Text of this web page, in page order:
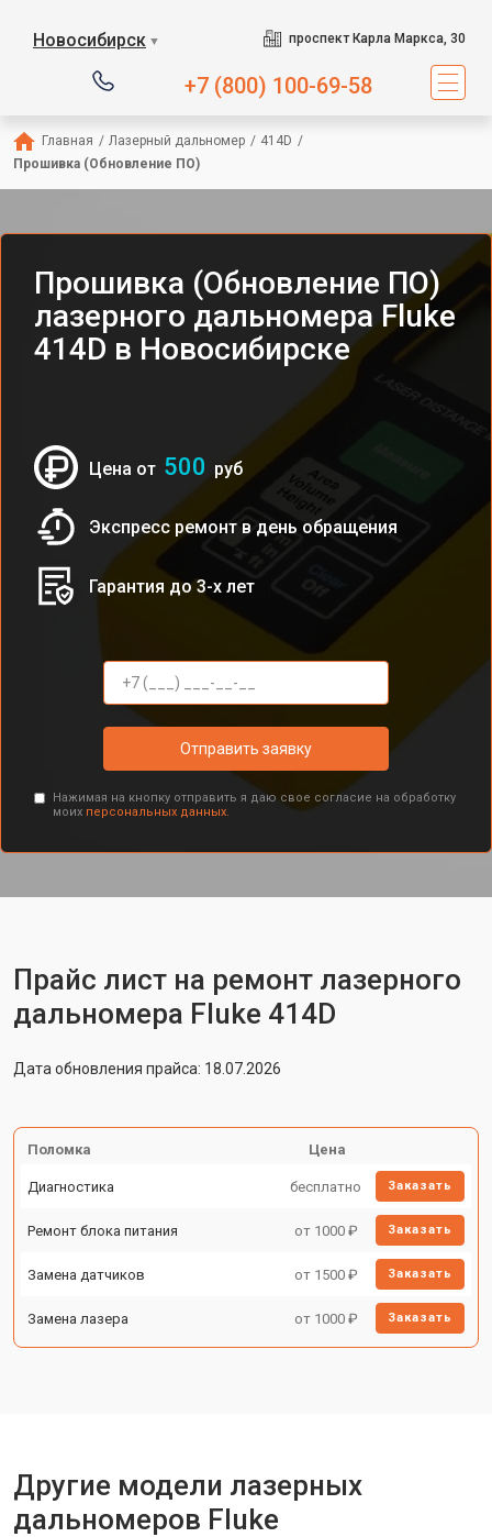
Новосибирск ▼ проспект Карла Маркса, 30
+7 (800) 100-69-58
Главная / Лазерный дальномер / 414D /
Прошивка (Обновление ПО)
Прошивка (Обновление ПО)
лазерного дальномера Fluke
414D в Новосибирске
Цена от 500 руб
Экспресс ремонт в день обращения
Гарантия до 3-х лет
Отправить заявку
Нажимая на кнопку отправить я даю свое согласие на обработку
моих персональных данных.
Прайс лист на ремонт лазерного
дальномера Fluke 414D
Дата обновления прайса: 18.07.2026
Поломка Цена
Диагностика бесплатно Заказать
Ремонт блока питания от 1000 ₽ Заказать
Замена датчиков от 1500 ₽ Заказать
Замена лазера от 1000 ₽ Заказать
Другие модели лазерных
дальномеров Fluke